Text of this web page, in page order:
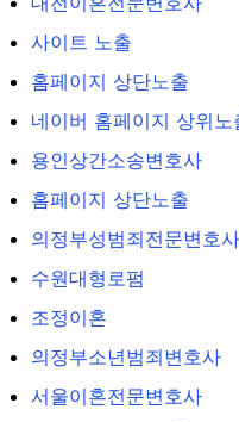
사이트 노출
홈페이지 상단노출
네이버 홈페이지 상위노
용인상간소송변호사
홈페이지 상단노출
의정부성범죄전문변호사
수원대형로펌
조정이혼
의정부소년범죄변호사
서울이혼전문변호사